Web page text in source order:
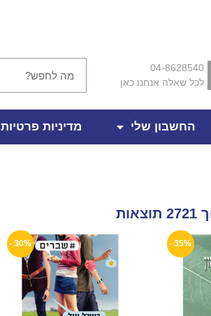
04-8628540
לכל שאלה אנחנו כאן
החשבון שלי מדיניות פרטיות
35% -
30% -